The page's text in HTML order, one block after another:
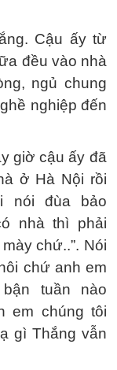
Cậu ấy từ
đều vào nhà
ngủ chung
nghiệp đến
giờ cậu ấy đã
ở Hà Nội rồi
nói đùa bảo
nhà thì phải
chứ..”. Nói
chứ anh em
bận tuần nào
em chúng tôi
gì Thắng vẫn